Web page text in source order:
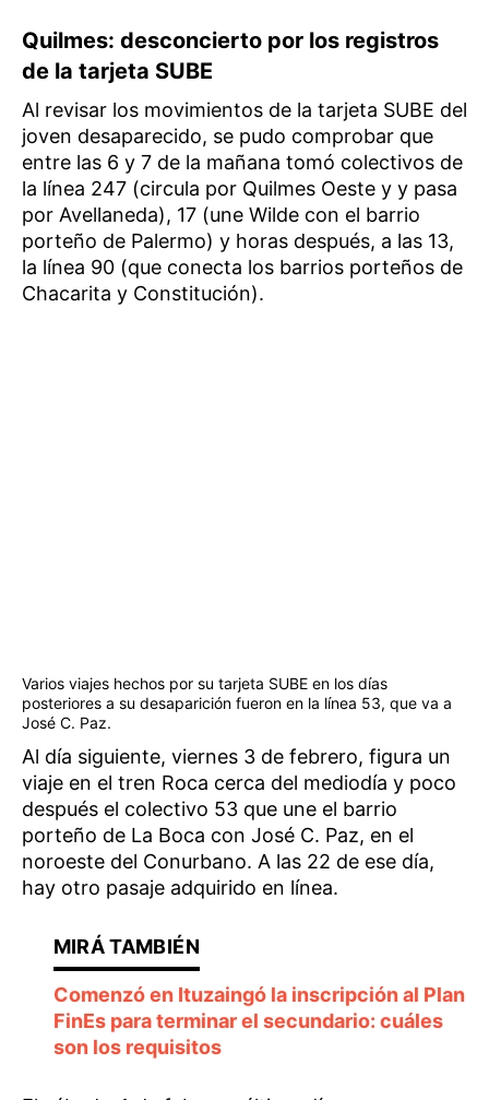
Quilmes: desconcierto por los registros
de la tarjeta SUBE
Al revisar los movimientos de la tarjeta SUBE del
joven desaparecido, se pudo comprobar que
entre las 6 y 7 de la mañana tomó colectivos de
la línea 247 (circula por Quilmes Oeste y y pasa
por Avellaneda), 17 (une Wilde con el barrio
porteño de Palermo) y horas después, a las 13,
la línea 90 (que conecta los barrios porteños de
Chacarita y Constitución).
Varios viajes hechos por su tarjeta SUBE en los días
posteriores a su desaparición fueron en la línea 53, que va a
José C. Paz.
Al día siguiente, viernes 3 de febrero, figura un
viaje en el tren Roca cerca del mediodía y poco
después el colectivo 53 que une el barrio
porteño de La Boca con José C. Paz, en el
noroeste del Conurbano. A las 22 de ese día,
hay otro pasaje adquirido en línea.
Comenzó en Ituzaingó la inscripción al Plan
FinEs para terminar el secundario: cuáles
son los requisitos